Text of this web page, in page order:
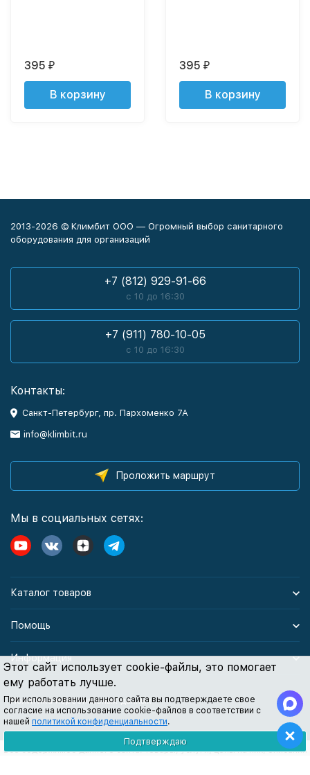
Этот сайт использует cookie-файлы, это помогает
ему работать лучше.
При использовании данного сайта вы подтверждаете свое
согласие на использование cookie-файлов в соответствии с
нашей политикой конфиденциальности.
Подтверждаю
395 ₽
В корзину
395 ₽
В корзину
2013-2026 © Климбит ООО — Огромный выбор санитарного
оборудования для организаций
+7 (812) 929-91-66
с 10 до 16:30
+7 (911) 780-10-05
с 10 до 16:30
Контакты:
Санкт-Петербург, пр. Пархоменко 7А
info@klimbit.ru
Проложить маршрут
Мы в социальных сетях:
Каталог товаров
Помощь
Информация
Политика персональных данных
Все содержимое данного сайта: товары, услуги, цены на них, описания